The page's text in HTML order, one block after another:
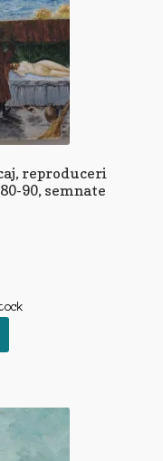
reproduceri
90, semnate